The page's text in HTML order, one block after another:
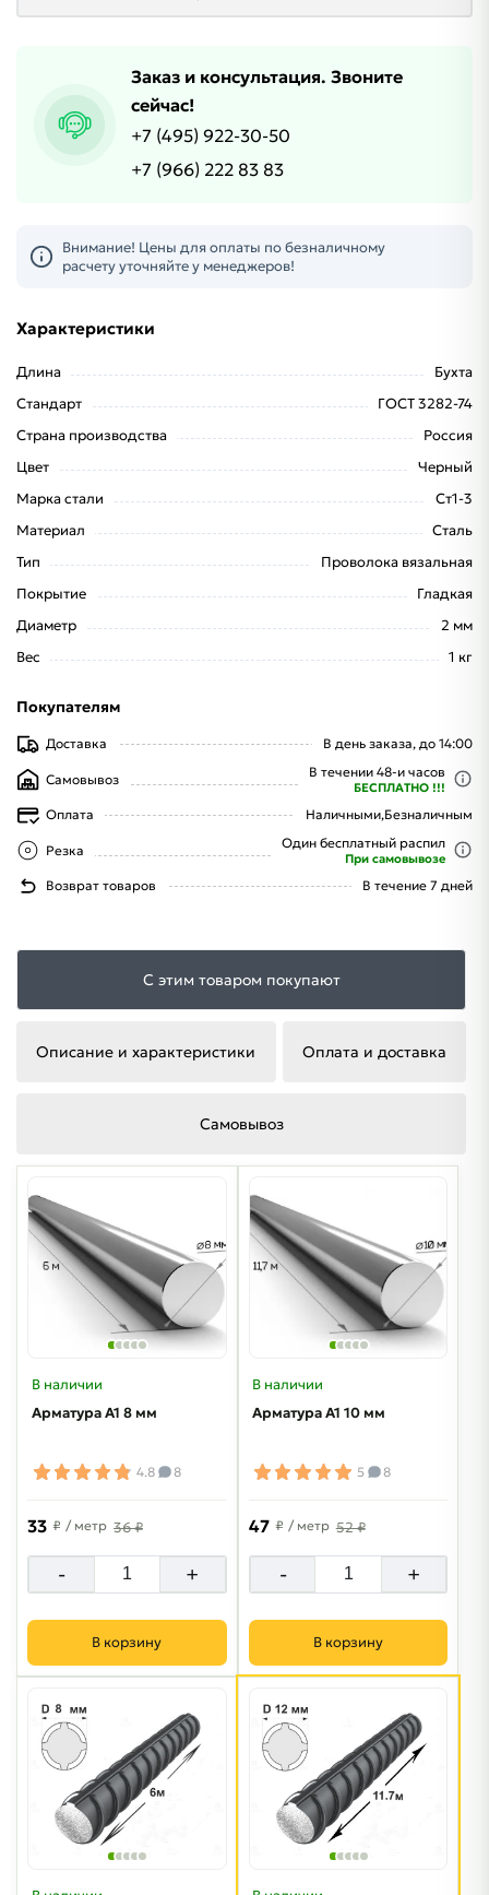
Заказ и консультация. Звоните
сейчас!
+7 (495) 922-30-50
+7 (966) 222 83 83
Внимание! Цены для оплаты по безналичному
расчету уточняйте у менеджеров!
Характеристики
Длина
Бухта
Стандарт
ГОСТ 3282-74
Страна производства
Россия
Цвет
Черный
Марка стали
Ст1-3
Материал
Сталь
Тип
Проволока вязальная
Покрытие
Гладкая
Диаметр
2 мм
Вес
1 кг
Покупателям
Доставка В день заказа, до 14:00
Самовывоз В течении 48-и часов
БЕСПЛАТНО !!!
Оплата Наличными,Безналичным
Резка Один бесплатный распил
При самовывозе
Возврат товаров В течение 7 дней
С этим товаром покупают
Описание и характеристики Оплата и доставка
Самовывоз
В наличии
Арматура А1 8 мм
4.8 8
33 ₽ / метр 36 ₽
- +
В корзину
В наличии
Арматура А1 10 мм
5 8
47 ₽ / метр 52 ₽
- +
В корзину